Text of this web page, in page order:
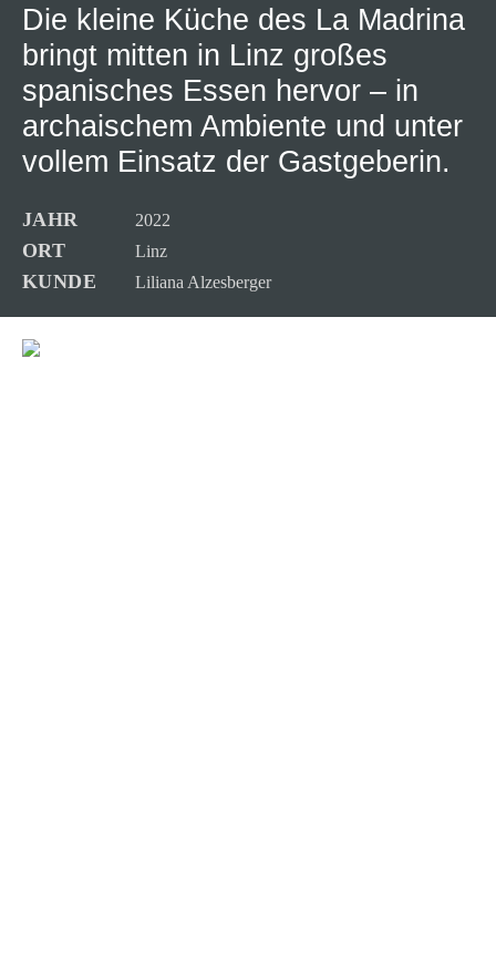
Die kleine Küche des La Madrina
bringt mitten in Linz großes
spanisches Essen hervor – in
archaischem Ambiente und unter
vollem Einsatz der Gastgeberin.
JAHR 2022
ORT Linz
KUNDE Liliana Alzesberger